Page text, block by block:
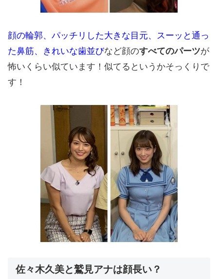
顔の輪郭、パッチリした大きな目元、スーッと通っ
た鼻筋、きれいな歯並びなど顔のすべてのパーツが
怖いくらい似ています！似てるというかそっくりで
す！
佐々木久美と鷲見アナは顔長い？